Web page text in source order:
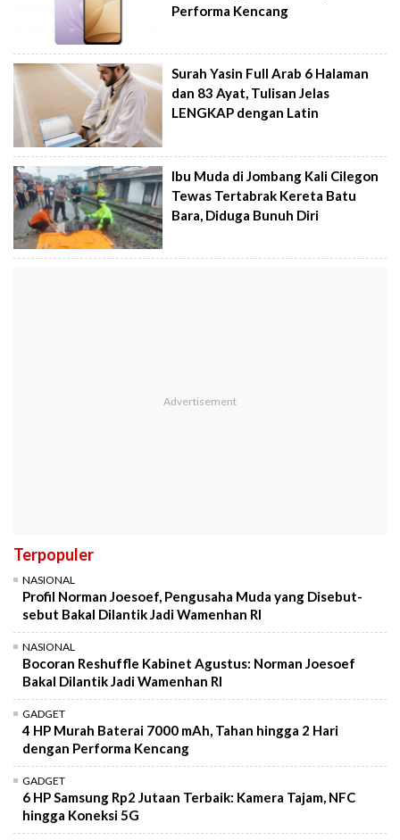
Performa Kencang
Surah Yasin Full Arab 6 Halaman
dan 83 Ayat, Tulisan Jelas
LENGKAP dengan Latin
Ibu Muda di Jombang Kali Cilegon
Tewas Tertabrak Kereta Batu
Bara, Diduga Bunuh Diri
Terpopuler
NASIONAL
Profil Norman Joesoef, Pengusaha Muda yang Disebut-
sebut Bakal Dilantik Jadi Wamenhan RI
NASIONAL
Bocoran Reshuffle Kabinet Agustus: Norman Joesoef
Bakal Dilantik Jadi Wamenhan RI
GADGET
4 HP Murah Baterai 7000 mAh, Tahan hingga 2 Hari
dengan Performa Kencang
GADGET
6 HP Samsung Rp2 Jutaan Terbaik: Kamera Tajam, NFC
hingga Koneksi 5G